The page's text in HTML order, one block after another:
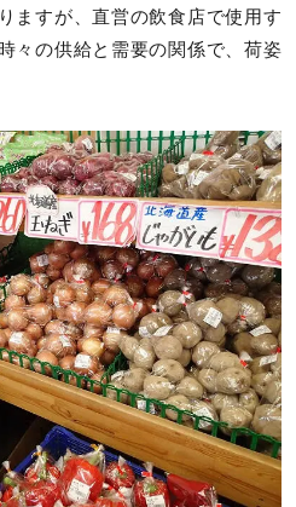
ますが、直営の飲食店で使用す
々の供給と需要の関係で、荷姿